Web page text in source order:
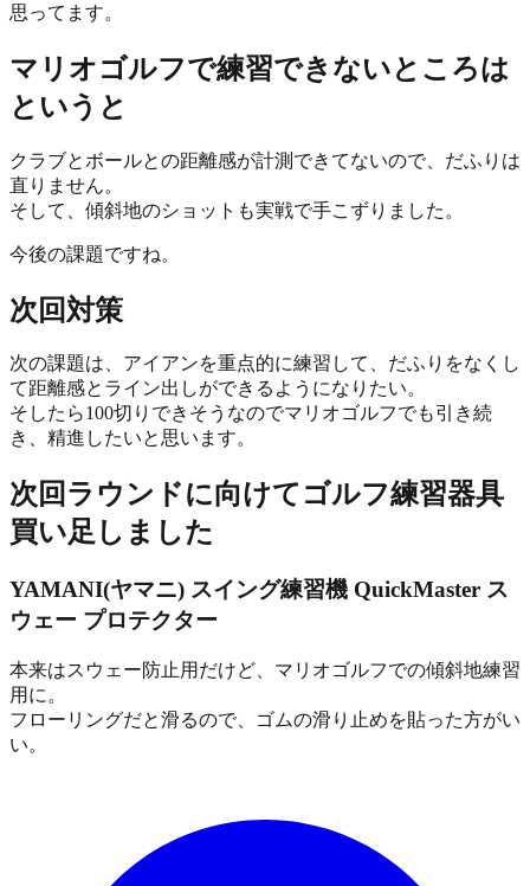
思ってます。
マリオゴルフで練習できないところは
というと
クラブとボールとの距離感が計測できてないので、だふりは
直りません。
そして、傾斜地のショットも実戦で手こずりました。
今後の課題ですね。
次回対策
次の課題は、アイアンを重点的に練習して、だふりをなくし
て距離感とライン出しができるようになりたい。
そしたら100切りできそうなのでマリオゴルフでも引き続
き、精進したいと思います。
次回ラウンドに向けてゴルフ練習器具
買い足しました
YAMANI(ヤマニ) スイング練習機 QuickMaster ス
ウェー プロテクター
本来はスウェー防止用だけど、マリオゴルフでの傾斜地練習
用に。
フローリングだと滑るので、ゴムの滑り止めを貼った方がい
い。